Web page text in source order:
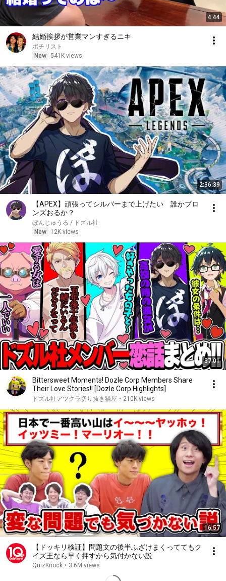
4:44
結婚挨拶が営業マンすぎるニキ
ボチリスト
New 541K views
2:36:39
【APEX】頑張ってシルバーまで上げたい 誰かブロ
ンズおるか？
ぼんじゅうる / ドズル社
New
12K views
37:01
Bittersweet Moments! Dozle Corp Members Share
Their Love Stories!! [Dozle Corp Highlights]
ドズル社アツクラ切り抜き猫屋 • 210K views
16:57
【ドッキリ検証】問題文の後半ふざけまくっててもク
イズ王なら早く押すから気付かない説
QuizKnock • 3.6M views